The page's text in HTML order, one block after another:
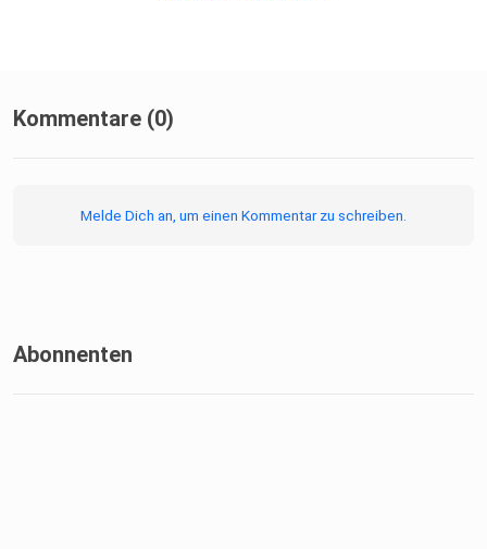
Kommentare (0)
Melde Dich an, um einen Kommentar zu schreiben.
Abonnenten